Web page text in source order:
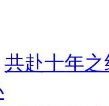
共赴十年